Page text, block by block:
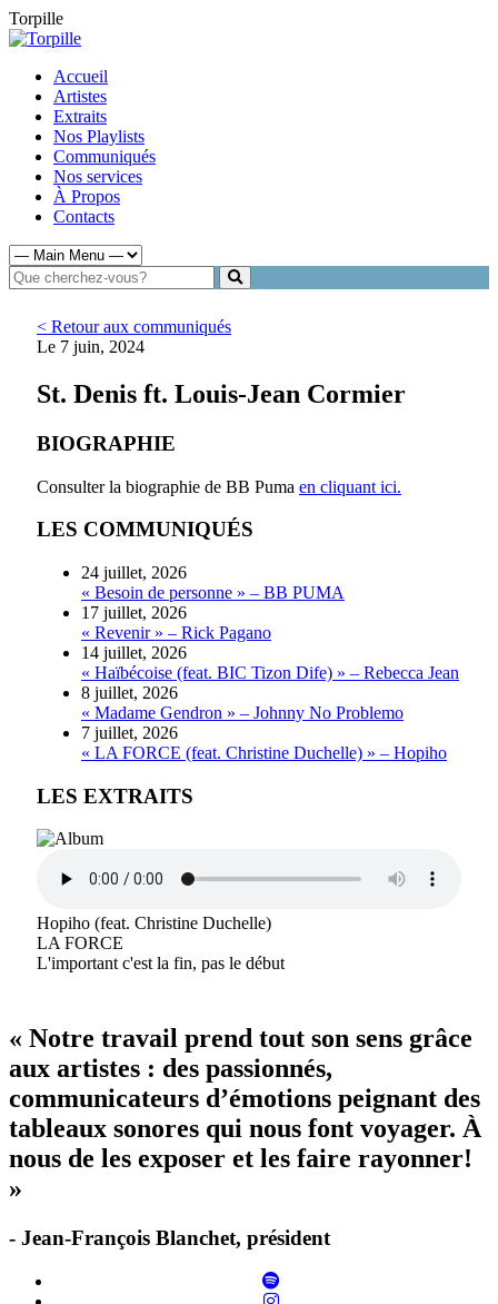
Torpille
Accueil
Artistes
Extraits
Nos Playlists
Communiqués
Nos services
À Propos
Contacts
< Retour aux communiqués
Le 7 juin, 2024
St. Denis ft. Louis-Jean Cormier
BIOGRAPHIE
Consulter la biographie de BB Puma en cliquant ici.
LES COMMUNIQUÉS
24 juillet, 2026
« Besoin de personne » – BB PUMA
17 juillet, 2026
« Revenir » – Rick Pagano
14 juillet, 2026
« Haïbécoise (feat. BIC Tizon Dife) » – Rebecca Jean
8 juillet, 2026
« Madame Gendron » – Johnny No Problemo
7 juillet, 2026
« LA FORCE (feat. Christine Duchelle) » – Hopiho
LES EXTRAITS
Hopiho (feat. Christine Duchelle)
LA FORCE
L'important c'est la fin, pas le début
« Notre travail prend tout son sens grâce
aux artistes : des passionnés,
communicateurs d’émotions peignant des
tableaux sonores qui nous font voyager. À
nous de les exposer et les faire rayonner!
»
- Jean-François Blanchet, président